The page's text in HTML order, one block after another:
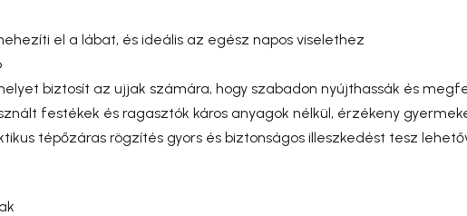
el a lábat, és ideális az egész napos viselethez
biztosít az ujjak számára, hogy szabadon nyújthassák és
festékek és ragasztók káros anyagok nélkül, érzékeny
tépőzáras rögzítés gyors és biztonságos illeszkedést tesz